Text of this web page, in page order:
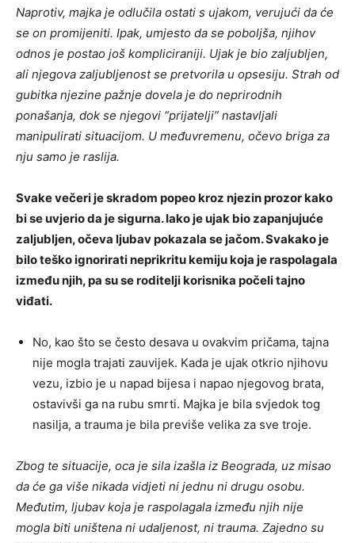
Naprotiv, majka je odlučila ostati s ujakom, verujući da će
se on promijeniti. Ipak, umjesto da se poboljša, njihov
odnos je postao još kompliciraniji. Ujak je bio zaljubljen,
ali njegova zaljubljenost se pretvorila u opsesiju. Strah od
gubitka njezine pažnje dovela je do neprirodnih
ponašanja, dok se njegovi “prijatelji” nastavljali
manipulirati situacijom. U međuvremenu, očevo briga za
nju samo je raslija.
Svake večeri je skradom popeo kroz njezin prozor kako
bi se uvjerio da je sigurna. Iako je ujak bio zapanjujuće
zaljubljen, očeva ljubav pokazala se jačom. Svakako je
bilo teško ignorirati neprikritu kemiju koja je raspolagala
između njih, pa su se roditelji korisnika počeli tajno
viđati.
No, kao što se često desava u ovakvim pričama, tajna
nije mogla trajati zauvijek. Kada je ujak otkrio njihovu
vezu, izbio je u napad bijesa i napao njegovog brata,
ostavivši ga na rubu smrti. Majka je bila svjedok tog
nasilja, a trauma je bila previše velika za sve troje.
Zbog te situacije, oca je sila izašla iz Beograda, uz misao
da će ga više nikada vidjeti ni jednu ni drugu osobu.
Međutim, ljubav koja je raspolagala između njih nije
mogla biti uništena ni udaljenost, ni trauma. Zajedno su